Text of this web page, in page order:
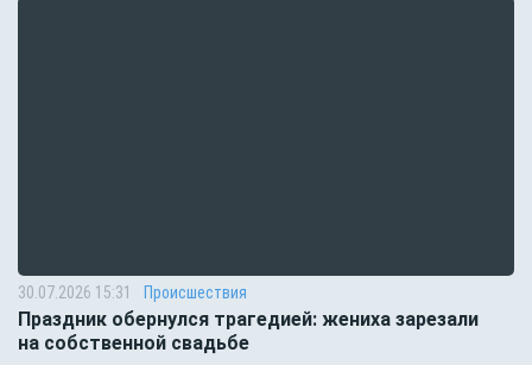
30.07.2026 15:31 Происшествия
Праздник обернулся трагедией: жениха зарезали
на собственной свадьбе